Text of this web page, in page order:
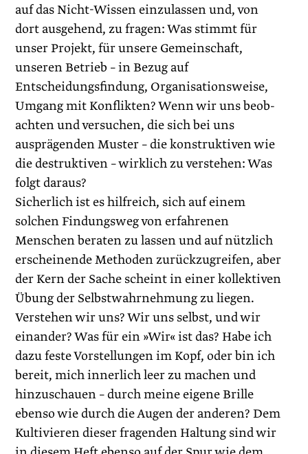
auf das Nicht-Wissen einzulassen und, von
dort ausgehend, zu fragen: Was stimmt für
unser Projekt, für unsere Gemeinschaft,
unseren Betrieb – in Bezug auf
Entscheidungsfindung, Organisationsweise,
Umgang mit Konflikten? Wenn wir uns beob­
achten und versuchen, die sich bei uns
ausprägenden Muster – die konstruktiven wie
die destruktiven – wirklich zu verstehen: Was
folgt daraus?
Sicherlich ist es hilfreich, sich auf einem
solchen Findungsweg von erfahrenen
Menschen beraten zu lassen und auf nützlich
erscheinende Methoden zurückzugreifen, aber
der Kern der Sache scheint in einer kollektiven
Übung der Selbstwahrnehmung zu liegen.
Verstehen wir uns? Wir uns selbst, und wir
einander? Was für ein »Wir« ist das? Habe ich
dazu feste Vorstellungen im Kopf, oder bin ich
bereit, mich innerlich leer zu machen und
hinzuschauen – durch meine eigene Brille
ebenso wie durch die Augen der anderen? Dem
Kultivieren dieser fragenden Haltung sind wir